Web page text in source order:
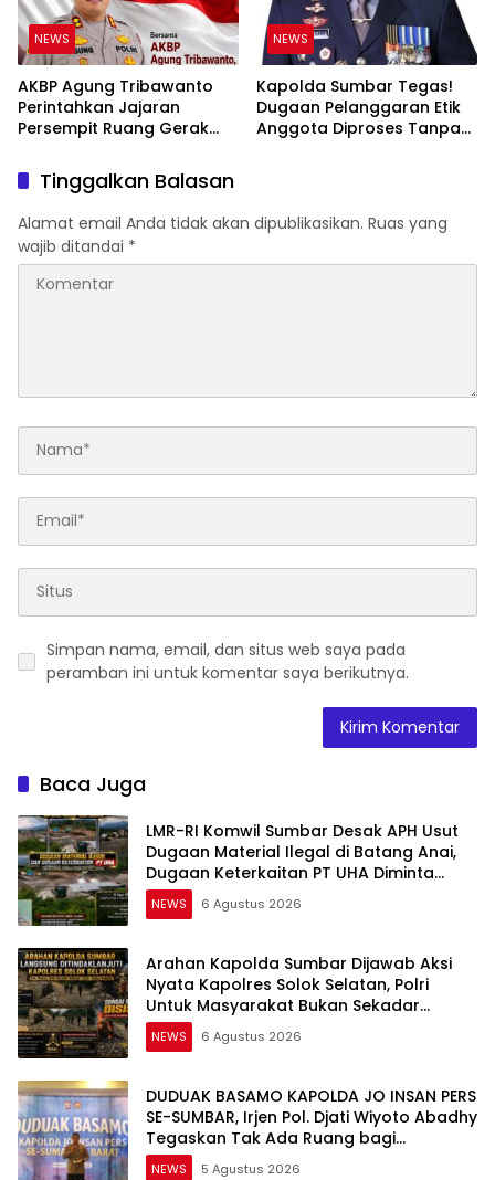
NEWS
AKBP Agung Tribawanto
Perintahkan Jajaran
Persempit Ruang Gerak
Pasaman Barat
NEWS
Kapolda Sumbar Tegas!
Dugaan Pelanggaran Etik
Anggota Diproses Tanpa
Tinggalkan Balasan
Alamat email Anda tidak akan dipublikasikan. Ruas yang
wajib ditandai *
Simpan nama, email, dan situs web saya pada
peramban ini untuk komentar saya berikutnya.
Baca Juga
LMR-RI Komwil Sumbar Desak APH Usut
Dugaan Material Ilegal di Batang Anai,
Dugaan Keterkaitan PT UHA Diminta
Diselidiki Tuntas
NEWS 6 Agustus 2026
Arahan Kapolda Sumbar Dijawab Aksi
Nyata Kapolres Solok Selatan, Polri
Untuk Masyarakat Bukan Sekadar
Slogan
NEWS 6 Agustus 2026
DUDUAK BASAMO KAPOLDA JO INSAN PERS
SE-SUMBAR, Irjen Pol. Djati Wiyoto Abadhy
Tegaskan Tak Ada Ruang bagi
Pelanggar Hukum di Internal Polri
NEWS 5 Agustus 2026